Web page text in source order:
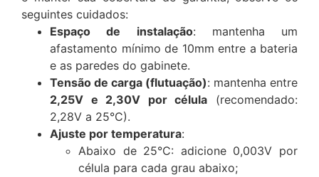
seguintes cuidados:
Espaço de instalação: mantenha um
afastamento mínimo de 10mm entre a bateria
e as paredes do gabinete.
Tensão de carga (flutuação): mantenha entre
2,25V e 2,30V por célula (recomendado:
2,28V a 25°C).
Ajuste por temperatura:
Abaixo de 25°C: adicione 0,003V por
célula para cada grau abaixo;